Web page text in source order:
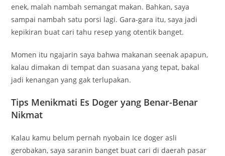
enek, malah nambah semangat makan. Bahkan, saya
sampai nambah satu porsi lagi. Gara-gara itu, saya jadi
kepikiran buat cari tahu resep yang otentik banget.
Momen itu ngajarin saya bahwa makanan seenak apapun,
kalau dimakan di tempat dan suasana yang tepat, bakal
jadi kenangan yang gak terlupakan.
Tips Menikmati Es Doger yang Benar-Benar
Nikmat
Kalau kamu belum pernah nyobain Ice doger asli
gerobakan, saya saranin banget buat cari di daerah pasar